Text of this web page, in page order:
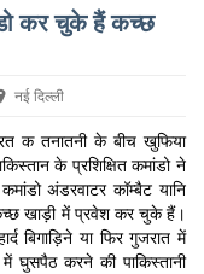
कर चुके हैं कच्छ
नई दिल्ली
क तनातनी के बीच खुफिया
के प्रशिक्षित कमांडो ने
अंडरवाटर कॉम्बैट यानि
खाड़ी में प्रवेश कर चुके हैं।
बिगाड़िने या फिर गुजरात में
घुसपैठ करने की पाकिस्तानी